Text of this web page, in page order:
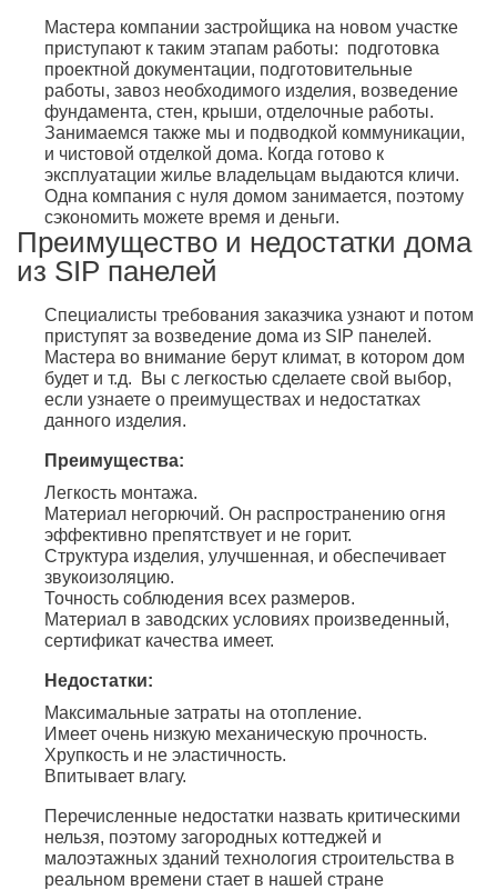
Мастера компании застройщика на новом участке
приступают к таким этапам работы: подготовка
проектной документации, подготовительные
работы, завоз необходимого изделия, возведение
фундамента, стен, крыши, отделочные работы.
Занимаемся также мы и подводкой коммуникации,
и чистовой отделкой дома. Когда готово к
эксплуатации жилье владельцам выдаются кличи.
Одна компания с нуля домом занимается, поэтому
сэкономить можете время и деньги.
Преимущество и недостатки дома
из SIP панелей
Специалисты требования заказчика узнают и потом
приступят за возведение дома из SIP панелей.
Мастера во внимание берут климат, в котором дом
будет и т.д. Вы с легкостью сделаете свой выбор,
если узнаете о преимуществах и недостатках
данного изделия.
Преимущества:
Легкость монтажа.
Материал негорючий. Он распространению огня
эффективно препятствует и не горит.
Структура изделия, улучшенная, и обеспечивает
звукоизоляцию.
Точность соблюдения всех размеров.
Материал в заводских условиях произведенный,
сертификат качества имеет.
Недостатки:
Максимальные затраты на отопление.
Имеет очень низкую механическую прочность.
Хрупкость и не эластичность.
Впитывает влагу.
Перечисленные недостатки назвать критическими
нельзя, поэтому загородных коттеджей и
малоэтажных зданий технология строительства в
реальном времени стает в нашей стране